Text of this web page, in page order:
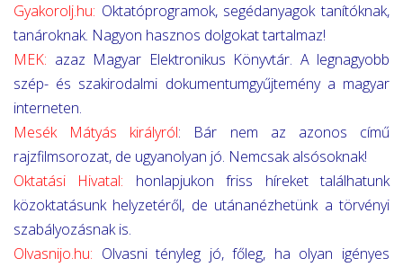
Gyakorolj.hu: Oktatóprogramok, segédanyagok tanítóknak,
tanároknak. Nagyon hasznos dolgokat tartalmaz!
MEK: azaz Magyar Elektronikus Könyvtár. A legnagyobb
szép- és szakirodalmi dokumentumgyűjtemény a magyar
interneten.
Mesék Mátyás királyról: Bár nem az azonos című
rajzfilmsorozat, de ugyanolyan jó. Nemcsak alsósoknak!
Oktatási Hivatal: honlapjukon friss híreket találhatunk
közoktatásunk helyzetéről, de utánanézhetünk a törvényi
szabályozásnak is.
Olvasnijo.hu: Olvasni tényleg jó, főleg, ha olyan igényes